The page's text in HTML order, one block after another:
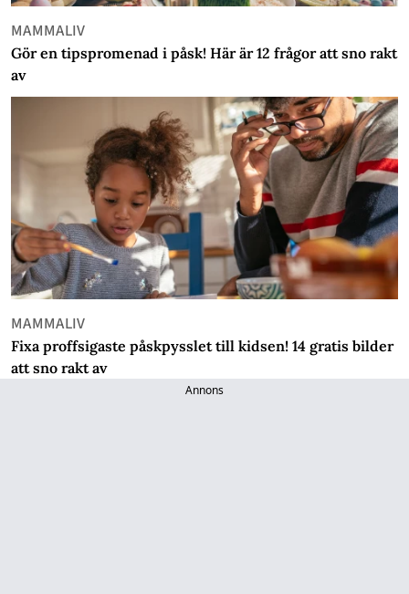
MAMMALIV
Gör en tipspromenad i påsk! Här är 12 frågor att sno rakt
av
MAMMALIV
Fixa proffsigaste påskpysslet till kidsen! 14 gratis bilder
att sno rakt av
Annons